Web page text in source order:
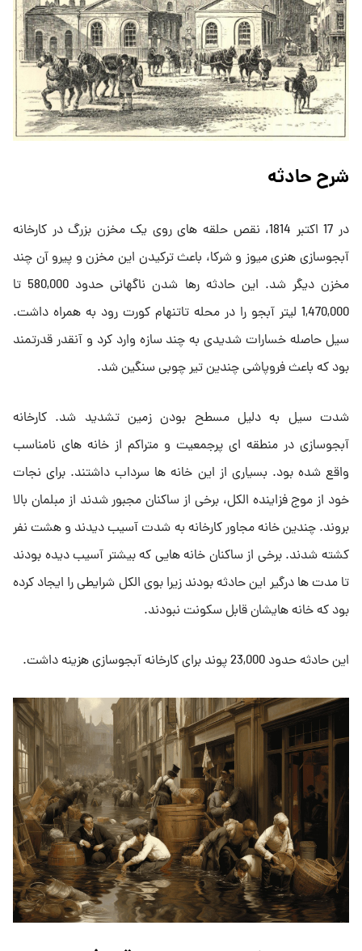
شرح حادثه
در 17 اکتبر 1814، نقص حلقه های روی یک مخزن بزرگ در کارخانه
آبجوسازی هنری میوز و شرکا، باعث ترکیدن این مخزن و پیرو آن چند
مخزن دیگر شد. این حادثه رها شدن ناگهانی حدود 580,000 تا
1,470,000 لیتر آبجو را در محله تاتنهام کورت رود به همراه داشت.
سیل حاصله خسارات شدیدی به چند سازه وارد کرد و آنقدر قدرتمند
بود که باعث فروپاشی چندین تیر چوبی سنگین شد.
شدت سیل به دلیل مسطح بودن زمین تشدید شد. کارخانه
آبجوسازی در منطقه ای پرجمعیت و متراکم از خانه های نامناسب
واقع شده بود. بسیاری از این خانه ها سرداب داشتند. برای نجات
خود از موج فزاینده الکل، برخی از ساکنان مجبور شدند از مبلمان بالا
بروند. چندین خانه مجاور کارخانه به شدت آسیب دیدند و هشت نفر
کشته شدند. برخی از ساکنان خانه هایی که بیشتر آسیب دیده بودند
تا مدت ها درگیر این حادثه بودند زیرا بوی الکل شرایطی را ایجاد کرده
بود که خانه هایشان قابل سکونت نبودند.
این حادثه حدود 23,000 پوند برای کارخانه آبجوسازی هزینه داشت.